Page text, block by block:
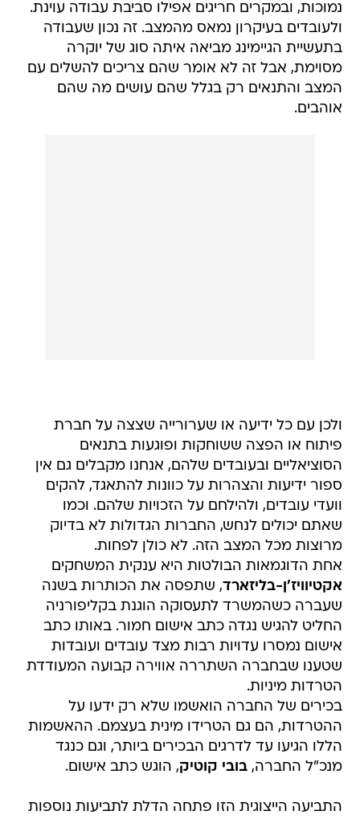
נמוכות, ובמקרים חריגים אפילו סביבת עבודה עוינת.
ולעובדים בעיקרון נמאס מהמצב. זה נכון שעבודה
בתעשיית הגיימינג מביאה איתה סוג של יוקרה
מסוימת, אבל זה לא אומר שהם צריכים להשלים עם
המצב והתנאים רק בגלל שהם עושים מה שהם
אוהבים.
ולכן עם כל ידיעה או שערורייה שצצה על חברת
פיתוח או הפצה ששוחקות ופוגעות בתנאים
הסוציאליים ובעובדים שלהם, אנחנו מקבלים גם אין
ספור ידיעות והצהרות על כוונות להתאגד, להקים
וועדי עובדים, ולהילחם על הזכויות שלהם. וכמו
שאתם יכולים לנחש, החברות הגדולות לא בדיוק
מרוצות מכל המצב הזה. לא כולן לפחות.
אחת הדוגמאות הבולטות היא ענקית המשחקים
אקטיוויז'ן-בליזארד, שתפסה את הכותרות בשנה
שעברה כשהמשרד לתעסוקה הוגנת בקליפורניה
החליט להגיש נגדה כתב אישום חמור. באותו כתב
אישום נמסרו עדויות רבות מצד עובדים ועובדות
שטענו שבחברה השתררה אווירה קבועה המעודדת
הטרדות מיניות.
בכירים של החברה הואשמו שלא רק ידעו על
ההטרדות, הם גם הטרידו מינית בעצמם. ההאשמות
הללו הגיעו עד לדרגים הבכירים ביותר, וגם כנגד
מנכ"ל החברה,בובי קוטיק, הוגש כתב אישום.
התביעה הייצוגית הזו פתחה הדלת לתביעות נוספות